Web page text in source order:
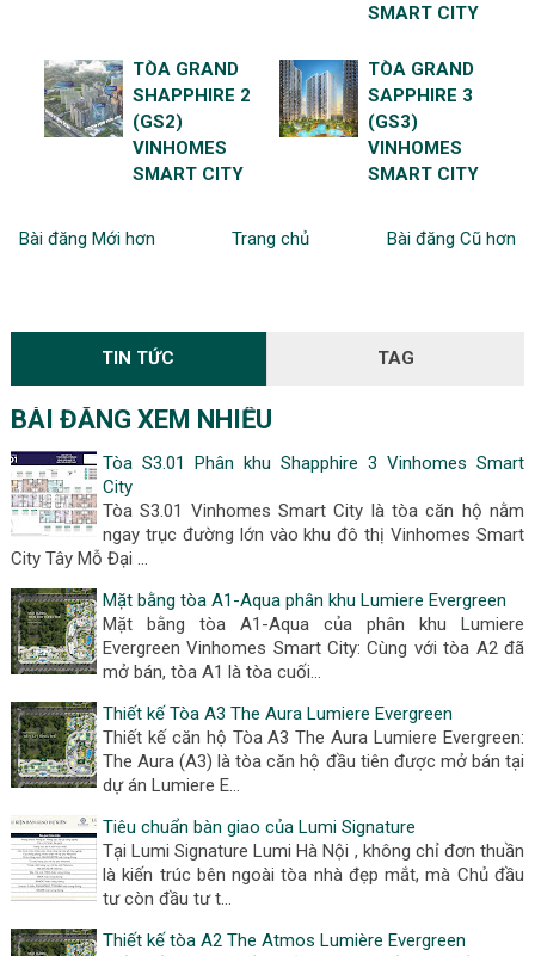
SMART CITY
TÒA GRAND
SHAPPHIRE 2
(GS2)
VINHOMES
SMART CITY
TÒA GRAND
SAPPHIRE 3
(GS3)
VINHOMES
SMART CITY
Bài đăng Mới hơn Trang chủ Bài đăng Cũ hơn
TIN TỨC TAG
BÀI ĐĂNG XEM NHIỀU
Tòa S3.01 Phân khu Shapphire 3 Vinhomes Smart
City
Tòa S3.01 Vinhomes Smart City là tòa căn hộ nằm
ngay trục đường lớn vào khu đô thị Vinhomes Smart
City Tây Mỗ Đại …
Mặt bằng tòa A1-Aqua phân khu Lumiere Evergreen
Mặt bằng tòa A1-Aqua của phân khu Lumiere
Evergreen Vinhomes Smart City: Cùng với tòa A2 đã
mở bán, tòa A1 là tòa cuối…
Thiết kế Tòa A3 The Aura Lumiere Evergreen
Thiết kế căn hộ Tòa A3 The Aura Lumiere Evergreen:
The Aura (A3) là tòa căn hộ đầu tiên được mở bán tại
dự án Lumiere E…
Tiêu chuẩn bàn giao của Lumi Signature
Tại Lumi Signature Lumi Hà Nội , không chỉ đơn thuần
là kiến trúc bên ngoài tòa nhà đẹp mắt, mà Chủ đầu
tư còn đầu tư t…
Thiết kế tòa A2 The Atmos Lumière Evergreen